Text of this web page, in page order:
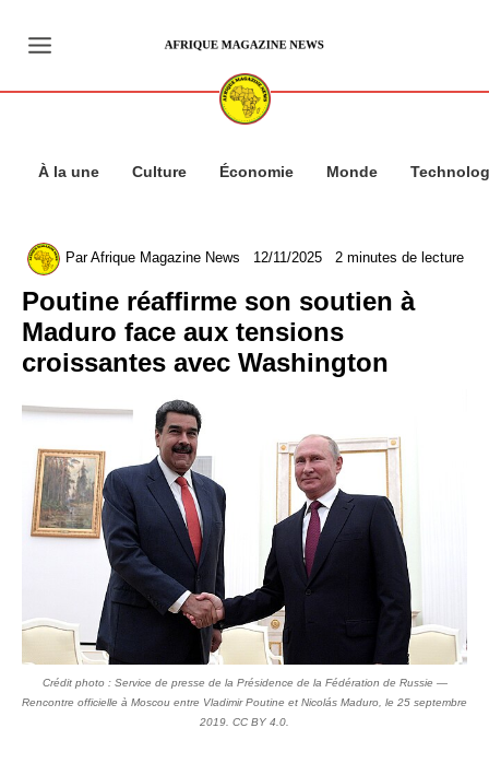
contenu
À la une Culture Économie Monde
ParAfrique Magazine News 12/11/2025 2 minutes de lecture
Poutine réaffirme son soutien à
Maduro face aux tensions
croissantes avec Washington
Crédit photo : Service de presse de la Présidence de la Fédération de Russie —
Rencontre officielle à Moscou entre Vladimir Poutine et Nicolás Maduro, le 25 septembre
2019. CC BY 4.0.